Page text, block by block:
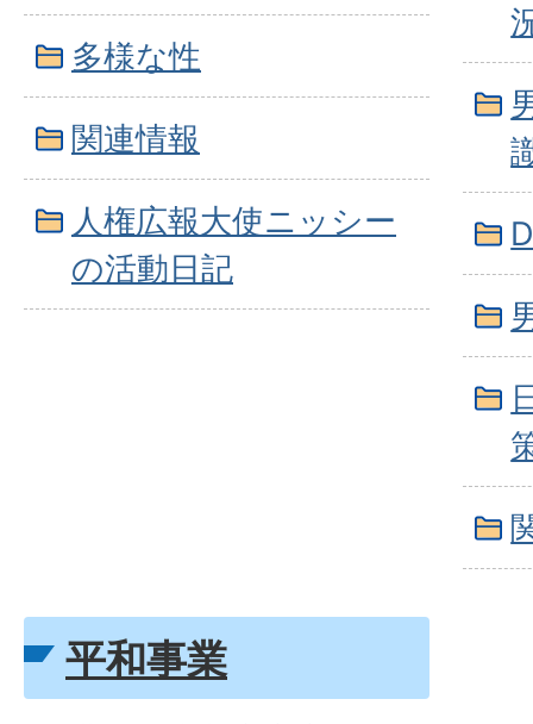
多様な性
関連情報
人権広報大使ニッシー
の活動日記
平和事業